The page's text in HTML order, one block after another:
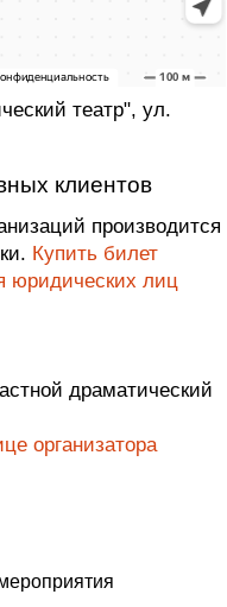
театр", ул.
клиентов
производится
Купить билет
юридических лиц
драматический
организатора